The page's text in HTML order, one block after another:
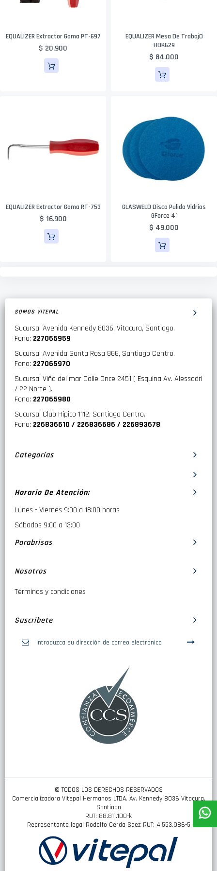
EQUALIZER Extractor Goma PT-697
$ 20.900
EQUALIZER Mesa De TrabajO
HDK629
$ 84.000
EQUALIZER Extractor Goma RT-753
$ 16.900
GLASWELD Disco Pulido Vidrios
GForce 4`
$ 49.000
SOMOS VITEPAL
Sucursal Avenida Kennedy 8036, Vitacura, Santiago.
Fono: 227065959
Sucursal Avenida Santa Rosa 866, Santiago Centro.
Fono: 227065970
Sucursal Viña del mar Calle Once 2451 ( Esquina Av. Alessadri
/ 22 Norte ).
Fono: 227065980
Sucursal Club Hípico 1112, Santiago Centro.
Fono: 226836610 / 226836686 / 226893678
Categorías
Horario De Atención:
Lunes - Viernes 9:00 a 18:00 horas
Sábados 9:00 a 13:00
Parabrisas
Nosotros
Términos y condiciones
Suscribete
© TODOS LOS DERECHOS RESERVADOS
Comercializadora Vitepal Hermanos LTDA. Av. Kennedy 8036 Vitacura,
Santiago
RUT: 88.811.100-k
Representante legal Rodolfo Cerda Saez RUT: 4.553.986-5